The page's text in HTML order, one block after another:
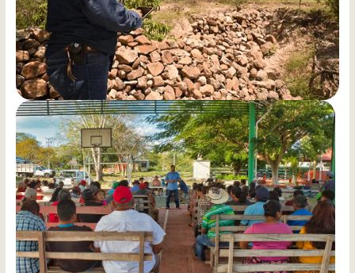
Toroto Trackno solo garantiza trazabilidad—
permite una mejor toma de decisiones, mejora
continua y comunicacióndel impacto a través de
datos verificables para comunidades, clientes e
inversionistas.
Comienza